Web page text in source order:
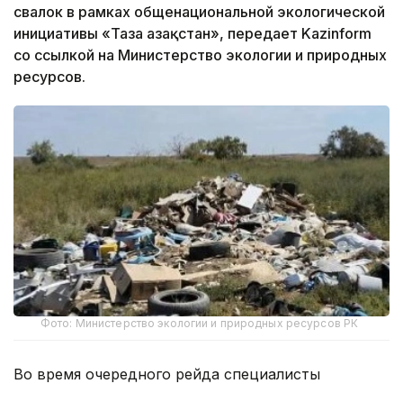
свалок в рамках общенациональной экологической
инициативы «Таза Қазақстан», передает Kazinform
со ссылкой на Министерство экологии и природных
ресурсов.
Фото: Министерство экологии и природных ресурсов РК
Во время очередного рейда специалисты